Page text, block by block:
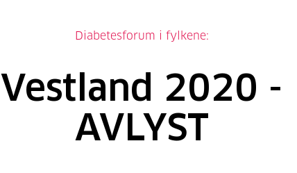
Diabetesforum i fylkene:
Vestland 2020 -
AVLYST